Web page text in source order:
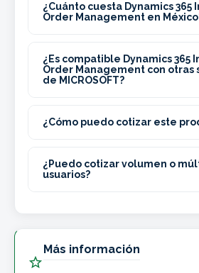
¿Cuánto cuesta Dynamics
Order Management en
¿Es compatible Dynamics
Order Management con otras
de MICROSOFT?
¿Cómo puedo cotizar este
¿Puedo cotizar volumen o
usuarios?

Más información